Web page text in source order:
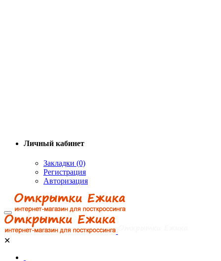
Личный кабинет
Закладки (0)
Регистрация
Авторизация
✕